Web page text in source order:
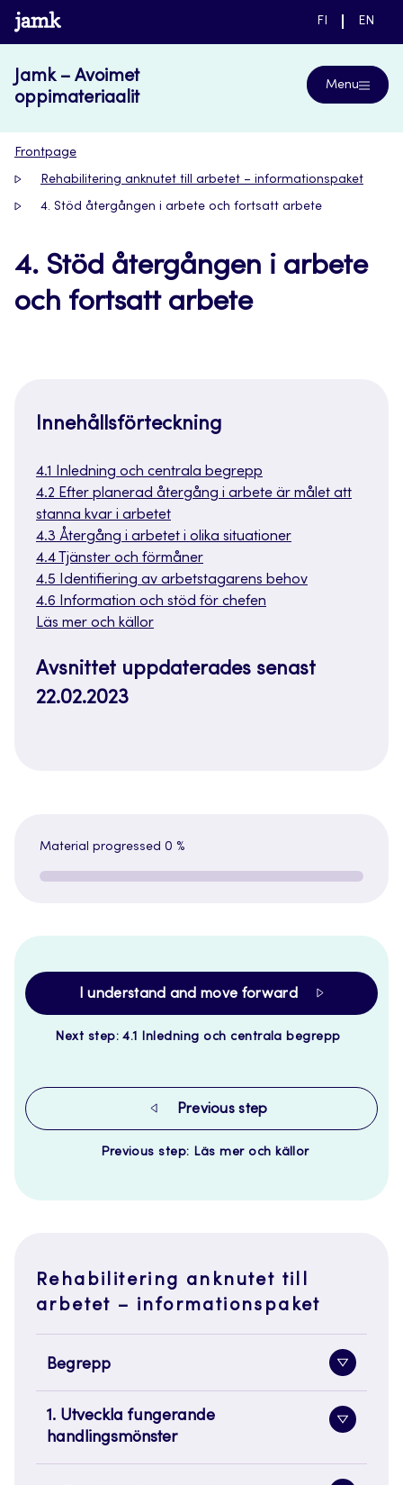
Skip
to
www.jamk.fi
SWITCH
FI
SWITCH
EN
Jamk – Avoimet
oppimateriaalit
Menu
Frontpage
Rehabilitering anknutet till arbetet – informationspaket
4. Stöd återgången i arbete och fortsatt arbete
4. Stöd återgången i arbete
och fortsatt arbete
Innehållsförteckning
4.1 Inledning och centrala begrepp
4.2 Efter planerad återgång i arbete är målet att
stanna kvar i arbetet
4.3 Återgång i arbetet i olika situationer
4.4 Tjänster och förmåner
4.5 Identifiering av arbetstagarens behov
4.6 Information och stöd för chefen
Läs mer och källor
Avsnittet uppdaterades senast
22.02.2023
Material progressed 0 %
I understand and move forward
Next step: 4.1 Inledning och centrala begrepp
Previous step
Previous step: Läs mer och källor
Rehabilitering anknutet till
arbetet – informationspaket
Begrepp
Toggle
1. Utveckla fungerande
handlingsmönster
Toggle